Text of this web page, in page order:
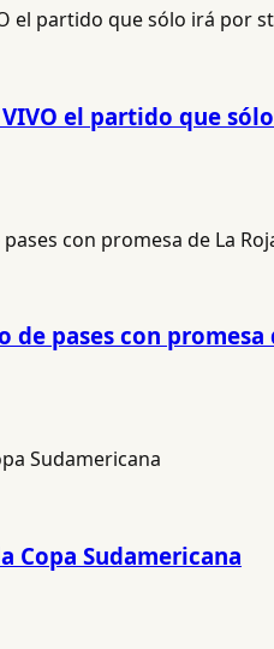
el partido que
pases con
Copa Sudamericana